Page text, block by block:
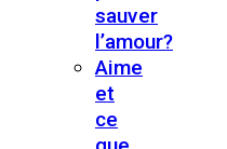
sauver
l’amour?
Aime
et
ce